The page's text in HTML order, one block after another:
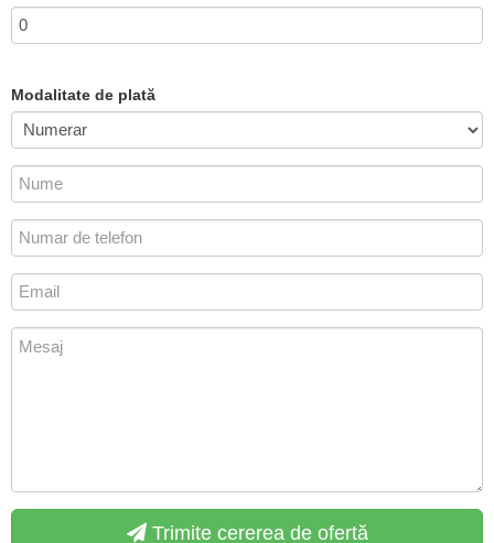
Modalitate de plată
Trimite cererea de ofertă